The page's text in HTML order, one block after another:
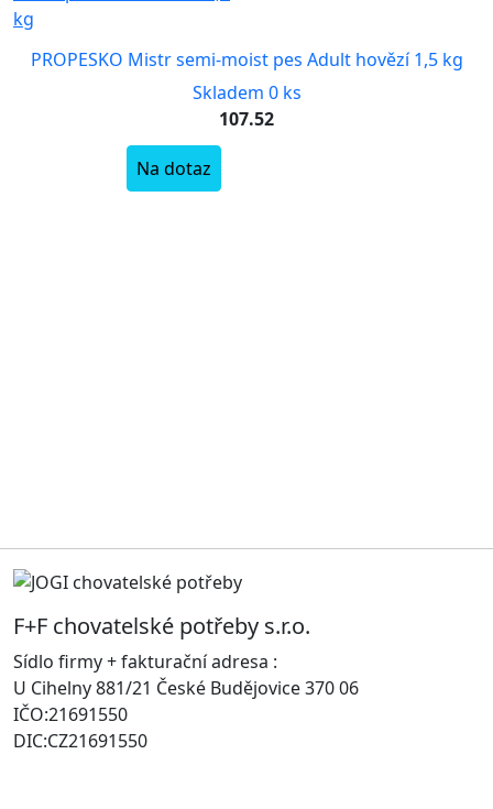
PROPESKO Mistr semi-moist pes Adult hovězí 1,5 kg
Skladem 0 ks
107.52
Na dotaz
F+F chovatelské potřeby s.r.o.
Sídlo firmy + fakturační adresa :
U Cihelny 881/21 České Budějovice 370 06
IČO:21691550
DIC:CZ21691550